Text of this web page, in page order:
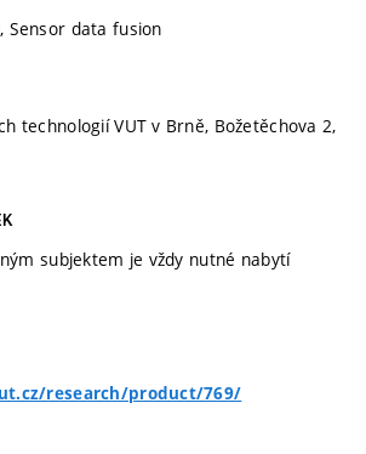
Sensor data fusion
technologií VUT v Brně, Božetěchova 2,
subjektem je vždy nutné nabytí
research/product/769/